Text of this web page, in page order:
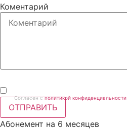
Коментарий
Согласен с политикой конфиденциальности
ОТПРАВИТЬ
Абонемент на 6 месяцев